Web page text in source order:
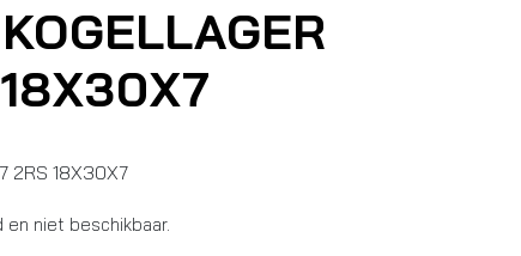
2RS 18X30X7
niet beschikbaar.